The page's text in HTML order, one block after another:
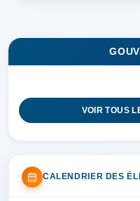
VOIR TOUS
CALENDRIER DES